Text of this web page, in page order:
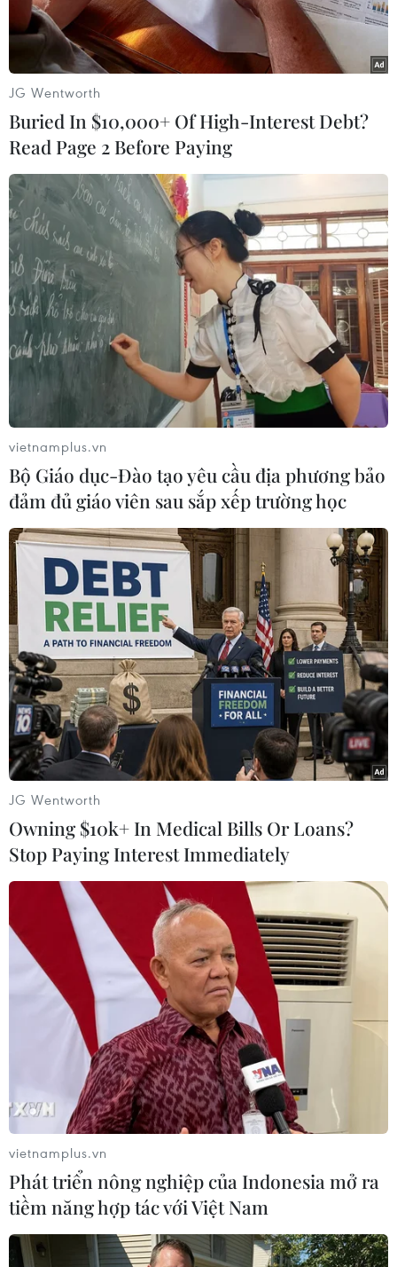
Chiều 11/6, sỹ tử của Kỳ thi Tốt nghiệp Trung học phổ thông
năm 2026 đã chính thức kết thúc môn thi thứ hai - môn Toán
sau 90 phút làm bài. (Ảnh: Hoài Nam/Vietnam+)
Ngoài khu vực thi, nhiều phụ huynh đã chờ sẵn để đón con sau
khi hoàn thành môn thi "nặng ký" thứ hai của kỳ thi, sau môn
Ngữ văn vào buổi sáng. (Ảnh: Hoài Nam/Vietnam+)
Theo ghi nhận của phóng viên tại điểm thi trường THCS Nguyễn
Trường Tộ (Hà Nội), cảm xúc của phần đông thí sinh là khá tích
cực và lạc quan. (Ảnh: Hoài Nam/Vietnam+)
Thấy sỹ tử yên tâm, gia đình cũng thở phào nhẹ nhõm để hòa
JG Wentworth
Buried In $10,000+ Of High-Interest Debt?
Read Page 2 Before Paying
vietnamplus.vn
Bộ Giáo dục-Đào tạo yêu cầu địa phương bảo
đảm đủ giáo viên sau sắp xếp trường học
JG Wentworth
Owning $10k+ In Medical Bills Or Loans?
Stop Paying Interest Immediately
vietnamplus.vn
Phát triển nông nghiệp của Indonesia mở ra
tiềm năng hợp tác với Việt Nam